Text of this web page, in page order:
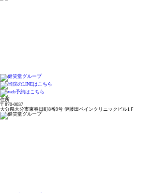
住所
〒870-0037
大分県大分市東春日町8番9号 伊藤田ペインクリニックビル1Ｆ